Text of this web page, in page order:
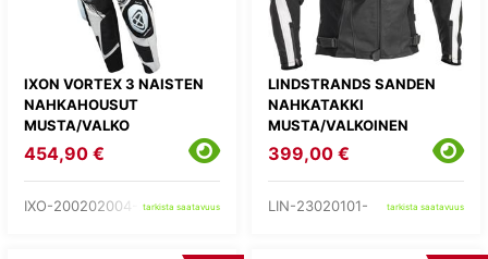
IXON VORTEX 3 NAISTEN
NAHKAHOUSUT
MUSTA/VALKO
454,90 €
IXO-200202004-24-tarkista saatavuus
LINDSTRANDS SANDEN
NAHKATAKKI
MUSTA/VALKOINEN
399,00 €
LIN-23020101- tarkista saatavuus